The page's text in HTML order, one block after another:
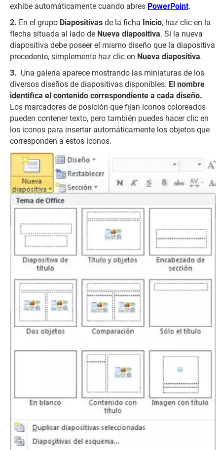
exhibe automáticamente cuando abres PowerPoint.
En el grupo Diapositivas de la ficha Inicio, haz clic en la
flecha situada al lado de Nueva diapositiva. Si la nueva
diapositiva debe poseer el mismo diseño que la diapositiva
precedente, simplemente haz clic en Nueva diapositiva.
Una galería aparece mostrando las miniaturas de los
diversos diseños de diapositivas disponibles. El nombre
identifica el contenido correspondiente a cada diseño.
Los marcadores de posición que fijan iconos coloreados
pueden contener texto, pero también puedes hacer clic en
los iconos para insertar automáticamente los objetos que
corresponden a estos iconos.